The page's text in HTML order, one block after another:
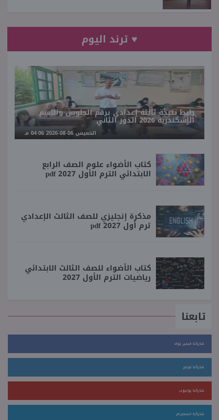
♥ ترند اليوم
رابط نتيجة ثالثة إعدادي برقم الجلوس والاسم
الإسكندرية 2026 الدور الثاني
الخميس 06-08-2026 04:06 مـ
كتاب الأضواء علوم الصف الرابع
الابتدائي الترم الأول 2027 pdf
مذكرة إنجليزي للصف الثالث الإعدادي
ترم أول 2027 pdf
كتاب الأضواء للصف الثالث الابتدائي
رياضيات الترم الأول 2027
تابعنا
شاركنا فيس بوك
شاركنا تويتر
شاركنا يوتيوب
شاركنا انستجرام